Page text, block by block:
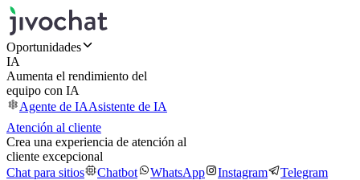
Oportunidades
IA
Aumenta el rendimiento del
equipo con IA
Agente de IAAsistente de IA
Atención al cliente
Crea una experiencia de atención al
cliente excepcional
Chat para sitios
Chatbot WhatsApp Instagram Telegram